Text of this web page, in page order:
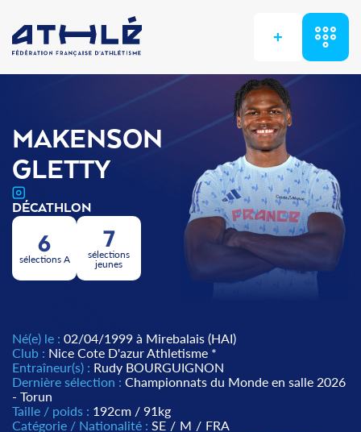
+
MAKENSON
GLETTY
DÉCATHLON
6
sélections A
7
sélections
jeunes
Né(e) le : 02/04/1999 à Mirebalais (HAI)
Club : Nice Cote D'azur Athletisme *
Entraîneur(s) : Rudy BOURGUIGNON
Dernière sélection : Championnats du Monde en salle 2026
- Torun
Taille / poids : 192cm / 91kg
Catégorie / Nationalité : SE / M / FRA